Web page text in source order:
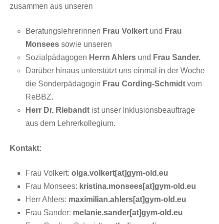
zusammen aus unseren
Beratungslehrerinnen Frau Volkert und Frau
Monsees sowie unseren
Sozialpädagogen Herrn Ahlers und Frau Sander.
Darüber hinaus unterstützt uns einmal in der Woche
die Sonderpädagogin Frau Cording-Schmidt vom
ReBBZ.
Herr Dr. Riebandt ist unser Inklusionsbeauftrage
aus dem Lehrerkollegium.
Kontakt:
Frau Volkert: olga.volkert[at]gym-old.eu
Frau Monsees: kristina.monsees[at]gym-old.eu
Herr Ahlers: maximilian.ahlers[at]gym-old.eu
Frau Sander: melanie.sander[at]gym-old.eu